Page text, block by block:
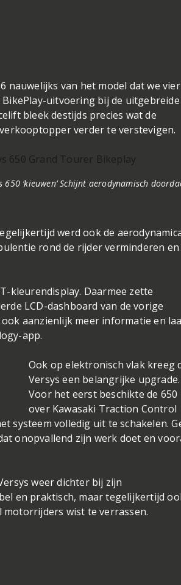
nauwelijks van het model dat we vier
uitvoering bij de uitgebreide
bleek destijds precies wat de
verder te verstevigen.
650 ‘kieuwen’ Schijnt aerodynamisch
werd ook de
rond de rijder verminderen
kleurendisplay. Daarmee zette
LCD-dashboard van de vorige
aanzienlijk meer informatie en
app.
Ook op elektronisch vlak kreeg
Versys een belangrijke upgrade.
Voor het eerst beschikte de 650
systeem volledig uit te schakelen.
onopvallend zijn werk doet en
weer dichter bij zijn
en praktisch, maar tegelijkertijd
wist te verrassen.